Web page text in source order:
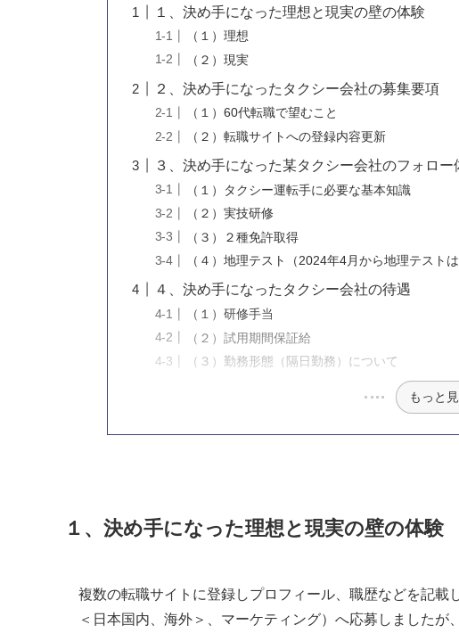
１、決め手になった理想と現実の壁の体験
（１）理想
（２）現実
２、決め手になったタクシー会社の募集要項
（１）60代転職で望むこと
（２）転職サイトへの登録内容更新
３、決め手になった某タクシー会社のフォロー
（１）タクシー運転手に必要な基本知識
（２）実技研修
（３）２種免許取得
（４）地理テスト（2024年4月から地理テスト
４、決め手になったタクシー会社の待遇
（１）研修手当
（２）試用期間保証給
（３）勤務形態（隔日勤務）について
もっと
１、決め手になった理想と現実の壁の体験
複数の転職サイトに登録しプロフィール、職歴などを記
＜日本国内、海外＞、マーケティング）へ応募しましたが